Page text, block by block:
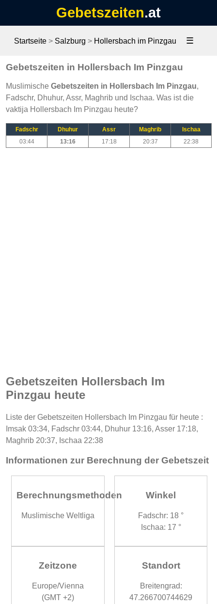
Gebetszeiten.at
Startseite> Salzburg > Hollersbach im Pinzgau ☰
Gebetszeiten in Hollersbach Im Pinzgau
Muslimische Gebetszeiten in Hollersbach Im Pinzgau,
Fadschr, Dhuhur, Assr, Maghrib und Ischaa. Was ist die
vaktija Hollersbach Im Pinzgau heute?
Fadschr Dhuhur Assr Maghrib
Ischaa
03:44
13:16 17:18 20:37 22:38
Gebetszeiten Hollersbach Im
Pinzgau heute
Liste der Gebetszeiten Hollersbach Im Pinzgau für heute :
Imsak 03:34, Fadschr 03:44, Dhuhur 13:16, Asser 17:18,
Maghrib 20:37, Ischaa 22:38
Informationen zur Berechnung der Gebetszeit
Berechnungsmethoden
Muslimische Weltliga
Winkel
Fadschr: 18 °
Ischaa: 17 °
Zeitzone
Europe/Vienna
(GMT +2)
Standort
Breitengrad:
47.266700744629